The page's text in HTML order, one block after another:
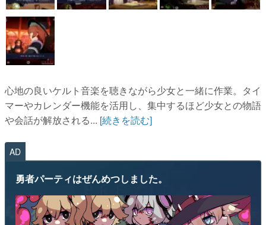
心地の良いケルト音楽を聴きながら少女と一緒に作業。タイ
マーやカレンダー機能を活用し、集中するほど少女との物語
や会話が解放される... [続きを読む]
AD
勇者パーティはぜんめつしました。